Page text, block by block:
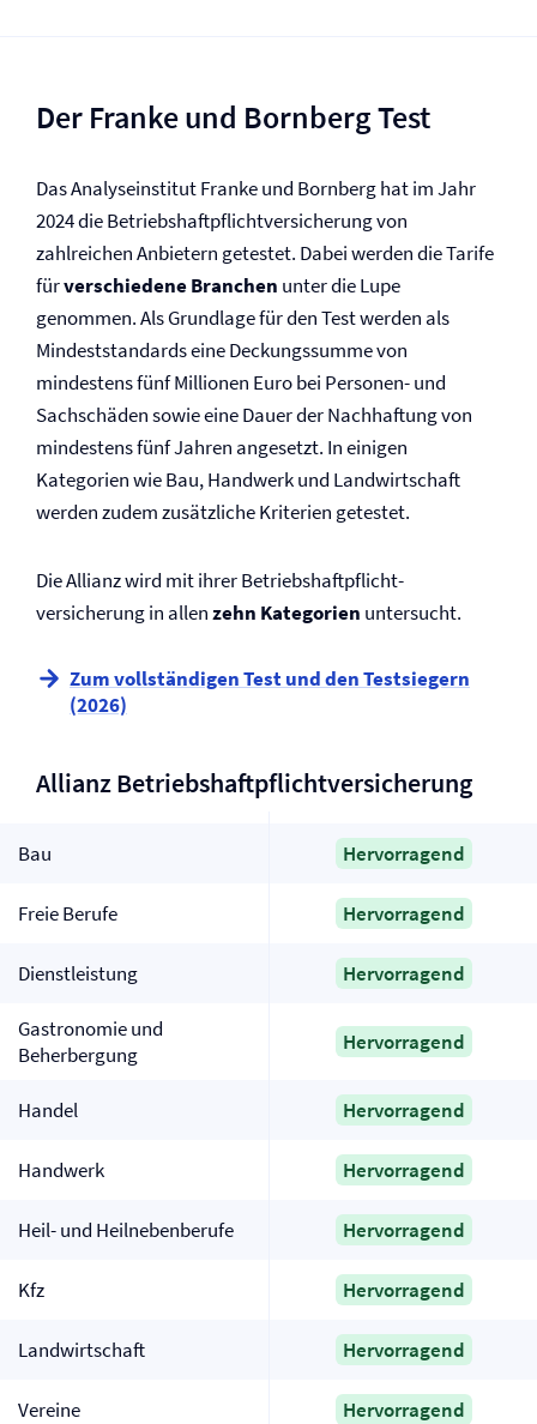
Der Franke und Bornberg Test
Das Analyseinstitut Franke und Bornberg hat im Jahr
2024 die Betriebs­haftpflicht­versicherung von
zahlreichen Anbietern getestet. Dabei werden die Tarife
fürverschiedene Branchen unter die Lupe
genommen. Als Grundlage für den Test werden als
Mindeststandards eine Deckungssumme von
mindestens fünf Millionen Euro bei Personen- und
Sachschäden sowie eine Dauer der Nachhaftung von
mindestens fünf Jahren angesetzt. In einigen
Kategorien wie Bau, Handwerk und Landwirtschaft
werden zudem zusätzliche Kriterien getestet.
Die Allianz wird mit ihrer Betriebs­haftpflicht­
versicherung in allenzehn Kategorien untersucht.
Zum vollständigen Test und den Testsiegern
(2026)
Allianz Betriebs­haftpflicht­versicherung
Bau Hervorragend
Freie Berufe Hervorragend
Dienstleistung Hervorragend
Gastronomie und
Beherbergung
Hervorragend
Handel Hervorragend
Handwerk Hervorragend
Heil- und Heilnebenberufe Hervorragend
Kfz Hervorragend
Landwirtschaft Hervorragend
Vereine Hervorragend